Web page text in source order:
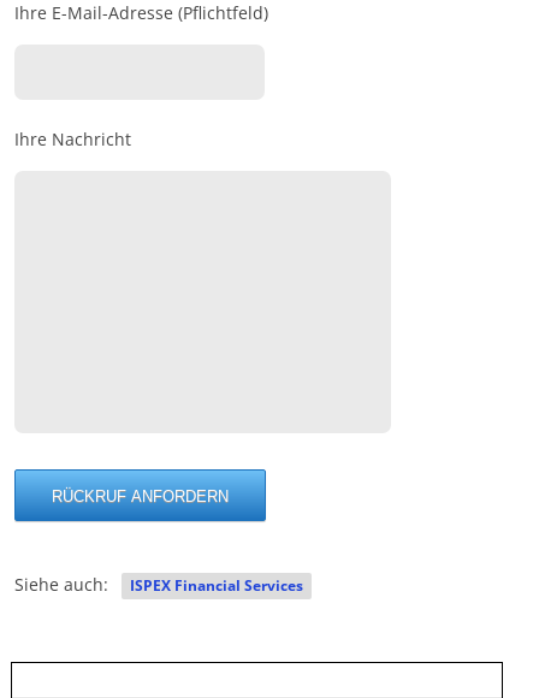
Ihre E-Mail-Adresse (Pflichtfeld)
Ihre Nachricht
Siehe auch: ISPEX Financial Services
nach: